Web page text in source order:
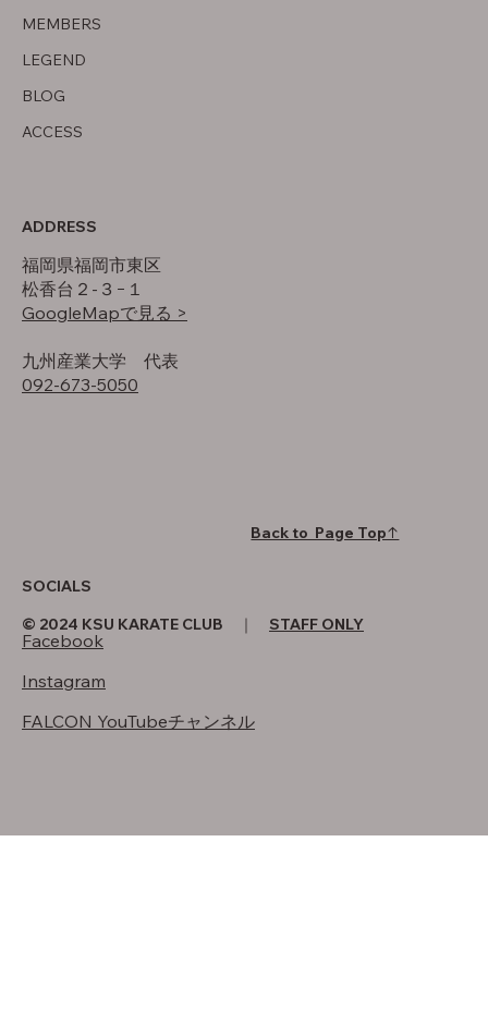
MEMBERS
LEGEND
BLOG
ACCESS
ADDRESS
福岡県福岡市東区
松香台２-３−１
GoogleMapで見る >
​九州産業大学 代表
092-673-5050
SOCIALS
Facebook
Instagram
FALCON YouTubeチャンネル
Back to Page Top↑
© 2024 KSU KARATE CLUB ｜ STAFF ONLY